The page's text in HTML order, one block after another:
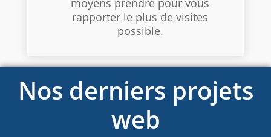
moyens prendre pour vous
rapporter le plus de visites
possible.
Nos derniers projets
web